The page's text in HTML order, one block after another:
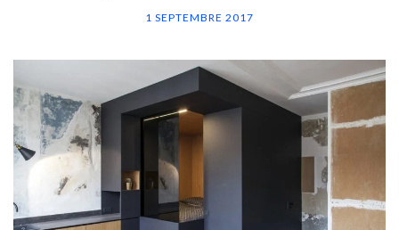
1 SEPTEMBRE 2017